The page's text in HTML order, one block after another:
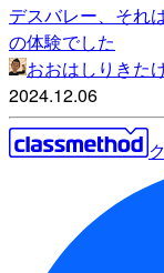
デスバレー、それ
の体験でした
おおはしりきた
2024.12.06